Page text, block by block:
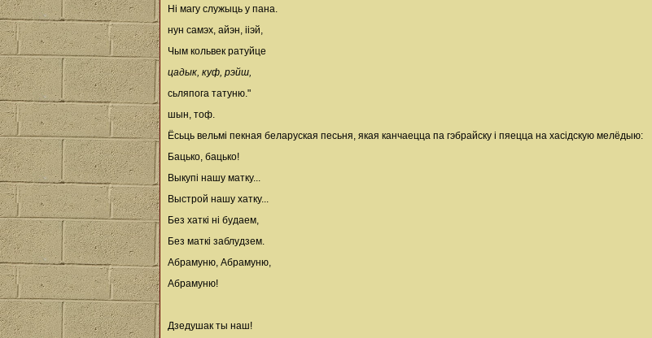
Ні магу служыць у пана.
нун самэх, айэн, ііэй,
Чым кольвек ратуйце
цадык, куф, рэйш,
сьляпога татуню."
шын, тоф.
Ёсьць вельмі пекная беларуская песьня, якая канчаецца па гэбрайску і пяецца на хасідскую мелёдыю:
Бацько, бацько!
Выкупі нашу матку...
Выстрой нашу хатку...
Без хаткі ні будаем,
Без маткі заблудзем.
Абрамуню, Абрамуню,
Абрамуню!
Дзедушак ты наш!